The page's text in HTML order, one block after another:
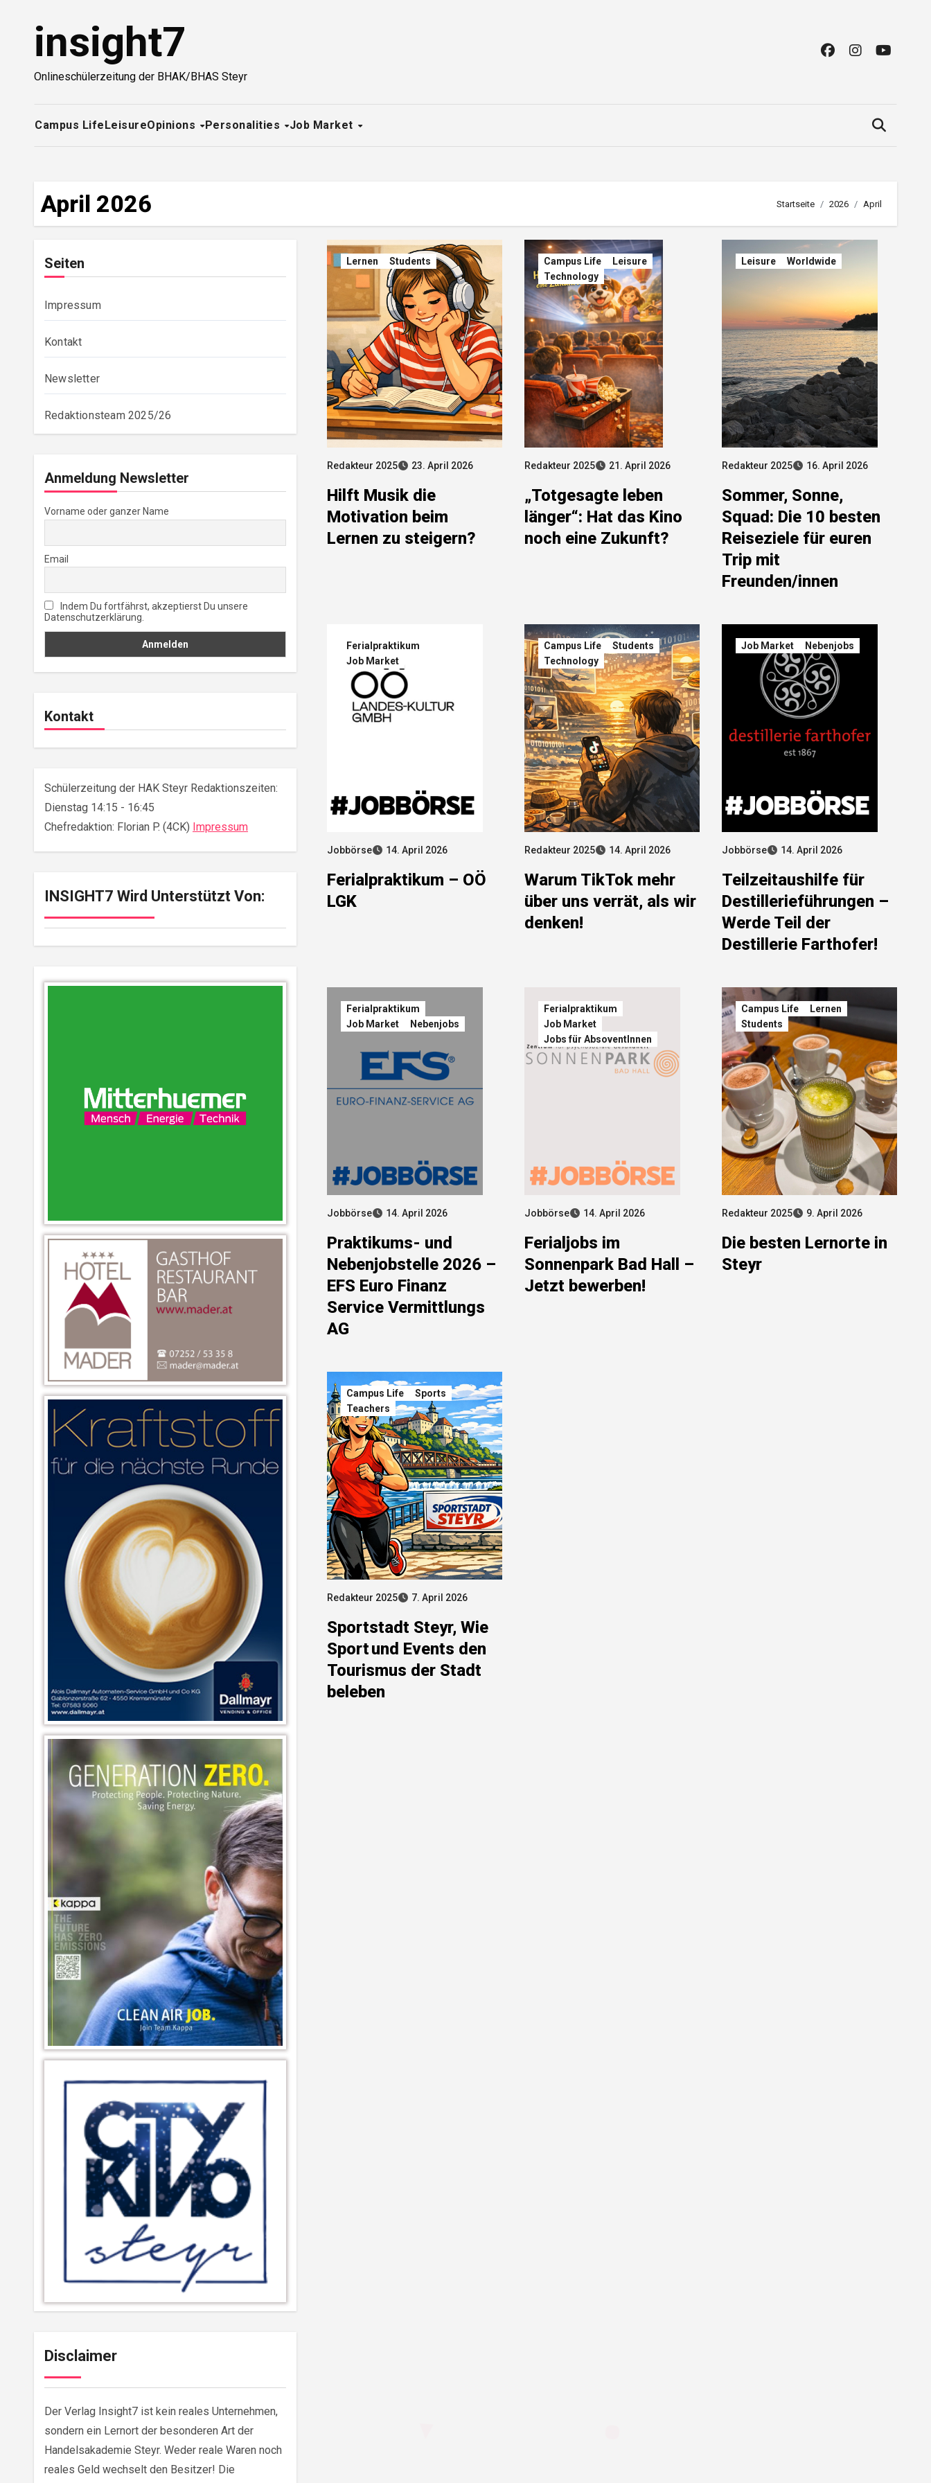
insight7
Onlineschülerzeitung der BHAK/BHAS Steyr
Campus LifeLeisureOpinions Personalities Job Market
April 2026 Startseite 2026 April
Seiten
Impressum
Kontakt
Newsletter
Redaktionsteam 2025/26
Anmeldung Newsletter
Vorname oder ganzer Name
Email
Indem Du fortfährst, akzeptierst Du unsere
Datenschutzerklärung.
Kontakt
Schülerzeitung der HAK Steyr Redaktionszeiten:
Dienstag 14:15 - 16:45
Chefredaktion: Florian P. (4CK) Impressum
INSIGHT7 Wird Unterstützt Von:
Disclaimer
Der Verlag Insight7 ist kein reales Unternehmen,
sondern ein Lernort der besonderen Art der
Handelsakademie Steyr. Weder reale Waren noch
reales Geld wechselt den Besitzer! Die
Lernen Students
Redakteur 2025 23. April 2026
Hilft Musik die
Motivation beim
Lernen zu steigern?
Campus Life
Leisure
Technology
Redakteur 2025 21. April 2026
„Totgesagte leben
länger“: Hat das Kino
noch eine Zukunft?
Leisure Worldwide
Redakteur 2025 16. April 2026
Sommer, Sonne,
Squad: Die 10 besten
Reiseziele für euren
Trip mit
Freunden/innen
Ferialpraktikum
Job Market
Jobbörse 14. April 2026
Ferialpraktikum – OÖ
LGK
Campus Life
Students
Technology
Redakteur 2025 14. April 2026
Warum TikTok mehr
über uns verrät, als wir
denken!
Job Market Nebenjobs
Jobbörse 14. April 2026
Teilzeitaushilfe für
Destillerieführungen –
Werde Teil der
Destillerie Farthofer!
Ferialpraktikum
Job Market
Nebenjobs
Jobbörse 14. April 2026
Praktikums- und
Nebenjobstelle 2026 –
EFS Euro Finanz
Service Vermittlungs
AG
Ferialpraktikum
Job Market
Jobs für AbsoventInnen
Jobbörse 14. April 2026
Ferialjobs im
Sonnenpark Bad Hall –
Jetzt bewerben!
Campus Life
Lernen
Students
Redakteur 2025 9. April 2026
Die besten Lernorte in
Steyr
Campus Life
Sports
Teachers
Redakteur 2025 7. April 2026
Sportstadt Steyr, Wie
Sport und Events den
Tourismus der Stadt
beleben